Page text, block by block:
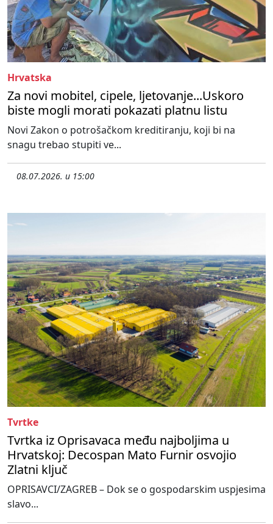
Hrvatska
Za novi mobitel, cipele, ljetovanje...Uskoro
biste mogli morati pokazati platnu listu
Novi Zakon o potrošačkom kreditiranju, koji bi na
snagu trebao stupiti ve...
08.07.2026. u 15:00
Tvrtke
Tvrtka iz Oprisavaca među najboljima u
Hrvatskoj: Decospan Mato Furnir osvojio
Zlatni ključ
OPRISAVCI/ZAGREB – Dok se o gospodarskim uspjesima
slavo...